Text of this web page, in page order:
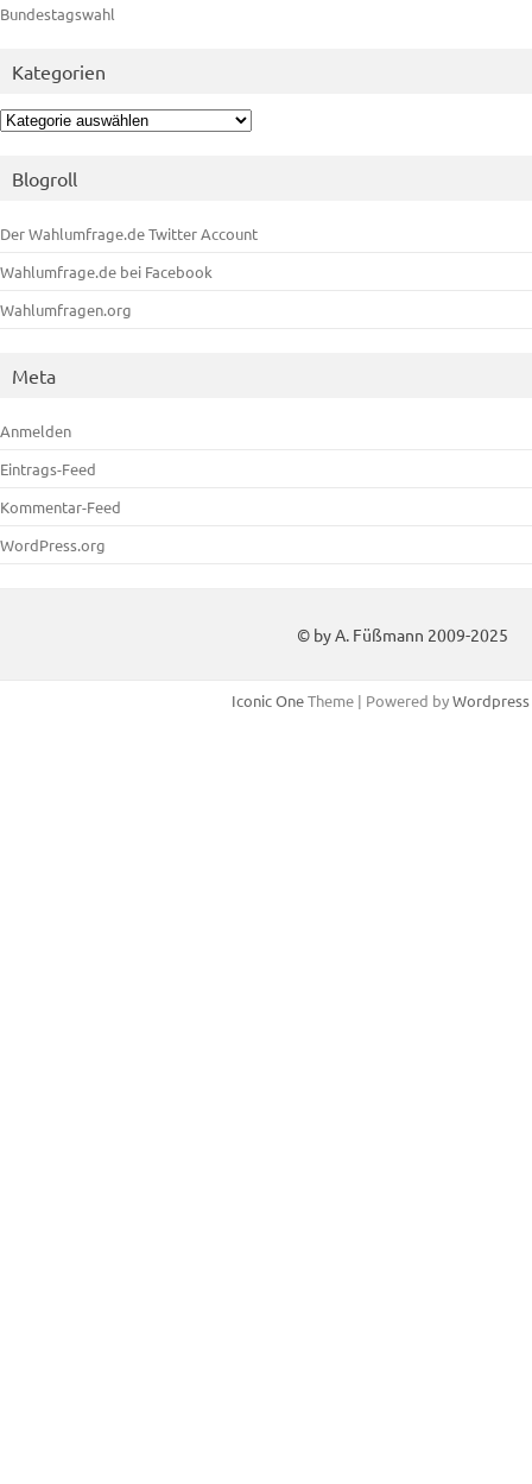
Bundestagswahl
Kategorien
Kategorien
Blogroll
Der Wahlumfrage.de Twitter Account
Wahlumfrage.de bei Facebook
Wahlumfragen.org
Meta
Anmelden
Eintrags-Feed
Kommentar-Feed
WordPress.org
© by A. Füßmann 2009-2025
Iconic OneTheme | Powered byWordpress